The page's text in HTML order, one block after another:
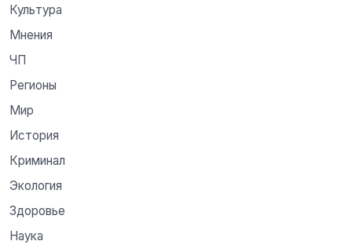
Культура
Мнения
ЧП
Регионы
Мир
История
Криминал
Экология
Здоровье
Наука